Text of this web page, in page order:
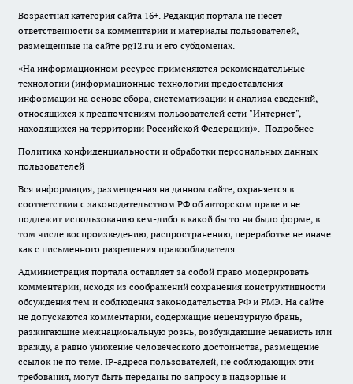
Возрастная категория сайта 16+. Редакция портала не несет
ответственности за комментарии и материалы пользователей,
размещенные на сайте pg12.ru и его субдоменах.
«На информационном ресурсе применяются рекомендательные
технологии (информационные технологии предоставления
информации на основе сбора, систематизации и анализа сведений,
относящихся к предпочтениям пользователей сети "Интернет",
находящихся на территории Российской Федерации)». Подробнее
Политика конфиденциальности и обработки персональных данных
пользователей
Вся информация, размещенная на данном сайте, охраняется в
соответствии с законодательством РФ об авторском праве и не
подлежит использованию кем-либо в какой бы то ни было форме, в
том числе воспроизведению, распространению, переработке не иначе
как с письменного разрешения правообладателя.
Администрация портала оставляет за собой право модерировать
комментарии, исходя из соображений сохранения конструктивности
обсуждения тем и соблюдения законодательства РФ и РМЭ. На сайте
не допускаются комментарии, содержащие нецензурную брань,
разжигающие межнациональную рознь, возбуждающие ненависть или
вражду, а равно унижение человеческого достоинства, размещение
ссылок не по теме. IP-адреса пользователей, не соблюдающих эти
требования, могут быть переданы по запросу в надзорные и